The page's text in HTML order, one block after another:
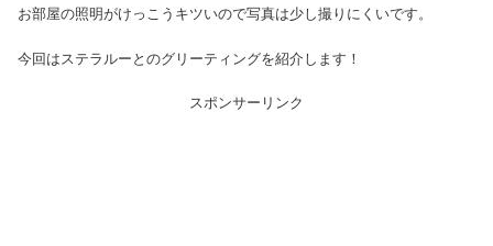
お部屋の照明がけっこうキツいので写真は少し撮りにくいです。
今回はステラルーとのグリーティングを紹介します！
スポンサーリンク